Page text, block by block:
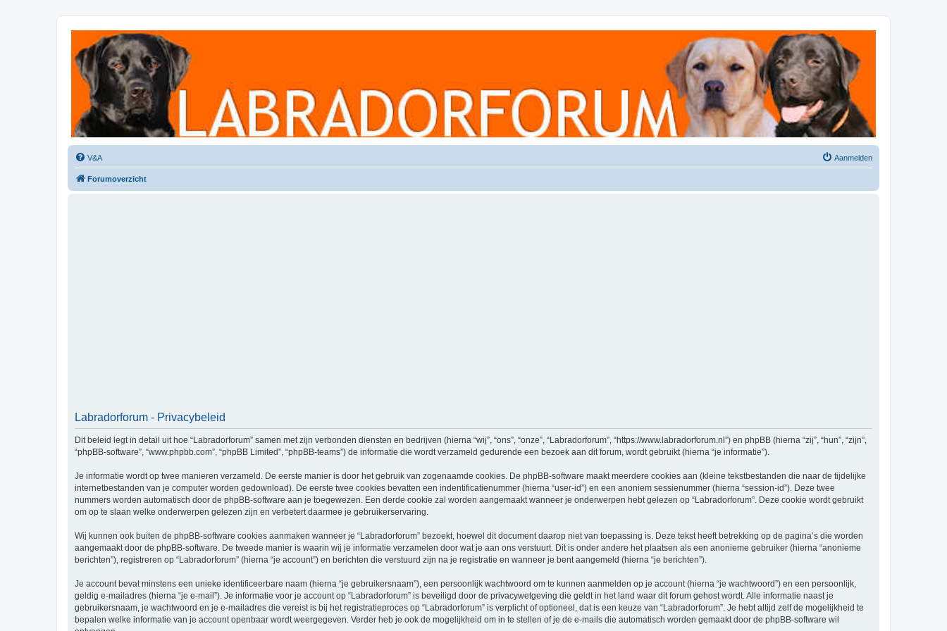
Labradorforum
Het gezelligste Labradorforum van Nederland en België!
V&A Aanmelden
Forumoverzicht
Labradorforum - Privacybeleid
Dit beleid legt in detail uit hoe “Labradorforum” samen met zijn verbonden diensten en bedrijven (hierna “wij”, “ons”, “onze”, “Labradorforum”, “https://www.labradorforum.nl”) en phpBB (hierna “zij”, “hun”, “zijn”,
“phpBB-software”, “www.phpbb.com”, “phpBB Limited”, “phpBB-teams”) de informatie die wordt verzameld gedurende een bezoek aan dit forum, wordt gebruikt (hierna “je informatie”).
Je informatie wordt op twee manieren verzameld. De eerste manier is door het gebruik van zogenaamde cookies. De phpBB-software maakt meerdere cookies aan (kleine tekstbestanden die naar de tijdelijke
internetbestanden van je computer worden gedownload). De eerste twee cookies bevatten een indentificatienummer (hierna “user-id”) en een anoniem sessienummer (hierna “session-id”). Deze twee
nummers worden automatisch door de phpBB-software aan je toegewezen. Een derde cookie zal worden aangemaakt wanneer je onderwerpen hebt gelezen op “Labradorforum”. Deze cookie wordt gebruikt
om op te slaan welke onderwerpen gelezen zijn en verbetert daarmee je gebruikerservaring.
Wij kunnen ook buiten de phpBB-software cookies aanmaken wanneer je “Labradorforum” bezoekt, hoewel dit document daarop niet van toepassing is. Deze tekst heeft betrekking op de pagina’s die worden
aangemaakt door de phpBB-software. De tweede manier is waarin wij je informatie verzamelen door wat je aan ons verstuurt. Dit is onder andere het plaatsen als een anonieme gebruiker (hierna “anonieme
berichten”), registreren op “Labradorforum” (hierna “je account”) en berichten die verstuurd zijn na je registratie en wanneer je bent aangemeld (hierna “je berichten”).
Je account bevat minstens een unieke identificeerbare naam (hierna “je gebruikersnaam”), een persoonlijk wachtwoord om te kunnen aanmelden op je account (hierna “je wachtwoord”) en een persoonlijk,
geldig e-mailadres (hierna “je e-mail”). Je informatie voor je account op “Labradorforum” is beveiligd door de privacywetgeving die geldt in het land waar dit forum gehost wordt. Alle informatie naast je
gebruikersnaam, je wachtwoord en je e-mailadres die vereist is bij het registratieproces op “Labradorforum” is verplicht of optioneel, dat is een keuze van “Labradorforum”. Je hebt altijd zelf de mogelijkheid te
bepalen welke informatie van je account openbaar wordt weergegeven. Verder heb je ook de mogelijkheid om in te stellen of je de e-mails die automatisch worden gemaakt door de phpBB-software wil